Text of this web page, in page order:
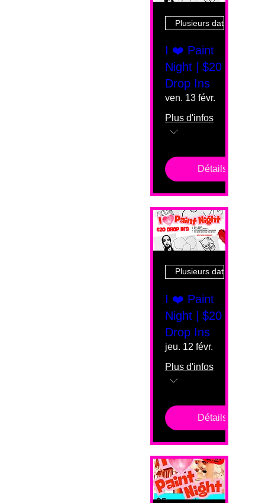
Plusieurs dates
I ❤️ Paint
Night | $20
Drop Ins
ven. 13 févr.
Plus d'infos
Détails
Plusieurs dates
I ❤️ Paint
Night | $20
Drop Ins
jeu. 12 févr.
Plus d'infos
Détails